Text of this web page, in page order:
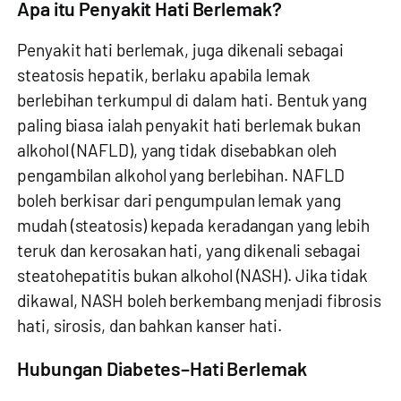
Apa itu Penyakit Hati Berlemak?
Penyakit hati berlemak, juga dikenali sebagai
steatosis hepatik, berlaku apabila lemak
berlebihan terkumpul di dalam hati. Bentuk yang
paling biasa ialah penyakit hati berlemak bukan
alkohol (NAFLD), yang tidak disebabkan oleh
pengambilan alkohol yang berlebihan. NAFLD
boleh berkisar dari pengumpulan lemak yang
mudah (steatosis) kepada keradangan yang lebih
teruk dan kerosakan hati, yang dikenali sebagai
steatohepatitis bukan alkohol (NASH). Jika tidak
dikawal, NASH boleh berkembang menjadi fibrosis
hati, sirosis, dan bahkan kanser hati.
Hubungan Diabetes–Hati Berlemak